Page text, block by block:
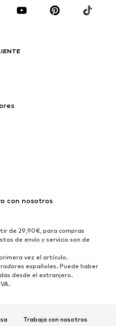
Deporte
Jerséis y punto
Botines
Botas
Zapatillas de casa
con nosotros
de 29,90€, para compras
de envío y servicio son de
vez el artículo.
españoles. Puede haber
desde el extranjero.
Trabaja con nosotros